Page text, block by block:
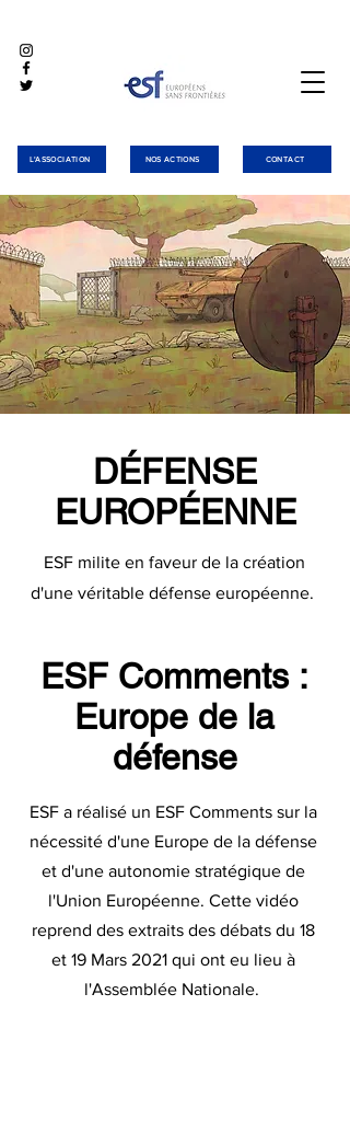
L'ASSOCIATION NOS ACTIONS CONTACT
DÉFENSE
EUROPÉENNE
ESF milite en faveur de la création
d'une véritable défense européenne.
ESF Comments :
Europe de la
défense
ESF a réalisé un ESF Comments sur la
nécessité d'une Europe de la défense
et d'une autonomie stratégique de
l'Union Européenne. Cette vidéo
reprend des extraits des débats du 18
et 19 Mars 2021 qui ont eu lieu à
l'Assemblée Nationale.